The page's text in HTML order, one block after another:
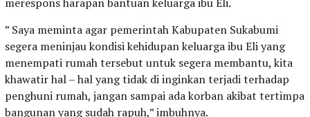
” Saya meminta agar pemerintah Kabupaten Sukabumi
segera meninjau kondisi kehidupan keluarga ibu Eli yang
menempati rumah tersebut untuk segera membantu, kita
khawatir hal – hal yang tidak di inginkan terjadi terhadap
penghuni rumah, jangan sampai ada korban akibat tertimpa
bangunan yang sudah rapuh,” imbuhnya.